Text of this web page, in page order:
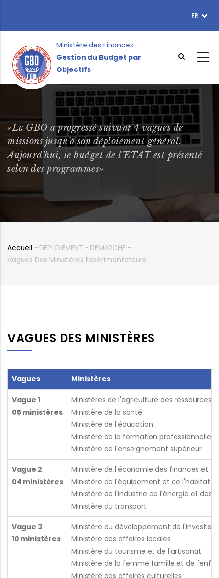
contenu
FR
Ministère des Finances
Gestion du Budget par
Objectifs
«La GBO a progressé suivant 4 vagues de
missions jusqu’à son déploiement général.
Aujourd’hui, le budget de l’ETAT est présenté
selon des programmes»
Fil
Accueil - DEPLOIEMENT - DEMARCHE -
Vagues Des Ministères Expérimentateurs
VAGUES DES MINISTÈRES
Vagues Ministères
Vague 1
05 ministères
Ministères de l'agriculture des ressources
Ministère de la santé
Ministère de l'éducation
Ministère de la formation professionnelle
Ministère de l'enseignement supérieur
Vague 2
04 ministères
Ministère de l'économie des finances et
Ministère de l'équipement et de l'habitat
Ministère de l'industrie de l'énergie et des
Ministère du transport
Vague 3
10 ministères
Ministère du développement de
Ministère des affaires locales
Ministère du tourisme et de l'artisanat
Ministère de la femme famille et de
Ministère des affaires culturelles